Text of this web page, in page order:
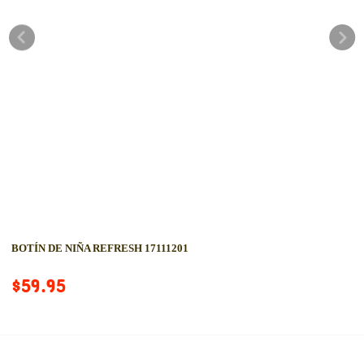
BOTÍN DE NIÑA REFRESH 17111201
$59.95